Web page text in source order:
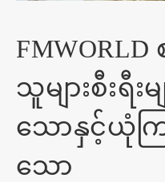
FMWORLD
သူများစီးရီး
သောနှင့်ယုံက
သော